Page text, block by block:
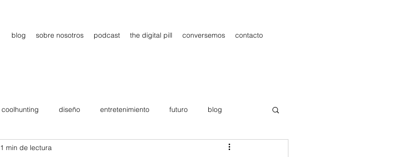
blog sobre nosotros podcast the digital pill conversemos contacto
coolhunting diseño entretenimiento futuro blog
estrategia gadgets Publicidad
1 min de lectura